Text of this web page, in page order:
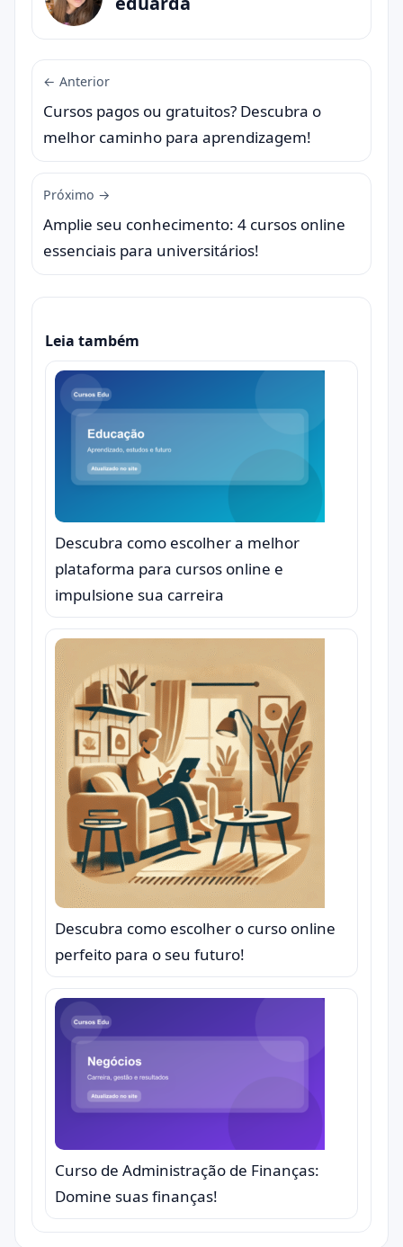
← Anterior
Cursos pagos ou gratuitos? Descubra o
melhor caminho para aprendizagem!
Próximo →
Amplie seu conhecimento: 4 cursos online
essenciais para universitários!
Leia também
Descubra como escolher a melhor
plataforma para cursos online e
impulsione sua carreira
Descubra como escolher o curso online
perfeito para o seu futuro!
Curso de Administração de Finanças:
Domine suas finanças!